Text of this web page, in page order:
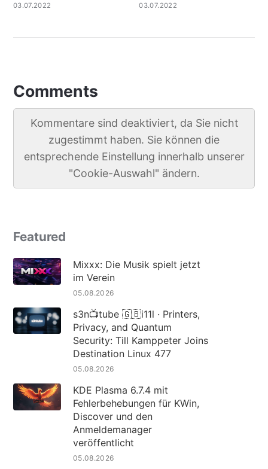
03.07.2022 03.07.2022
Comments
Kommentare sind deaktiviert, da Sie nicht
zugestimmt haben. Sie können die
entsprechende Einstellung innerhalb unserer
"Cookie-Auswahl" ändern.
Featured
Mixxx: Die Musik spielt jetzt
im Verein
05.08.2026
s3n📺tube 🇬🇧i11l · Printers,
Privacy, and Quantum
Security: Till Kamppeter Joins
Destination Linux 477
05.08.2026
KDE Plasma 6.7.4 mit
Fehlerbehebungen für KWin,
Discover und den
Anmeldemanager
veröffentlicht
05.08.2026